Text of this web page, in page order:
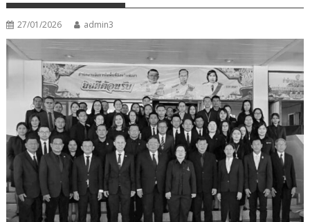
27/01/2026 admin3